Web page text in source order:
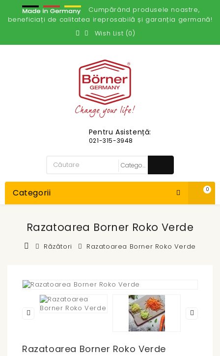
Cumpărând produsele noastre,
beneficiați de calitatea ireprosabilă și garanția germană!
Wish List (0)
0
Pentru Asistență:
021-315-3948
Categorii
Razatoarea Borner Roko Verde
Răzători Razatoarea Borner Roko Verde
Razatoarea Borner Roko Verde